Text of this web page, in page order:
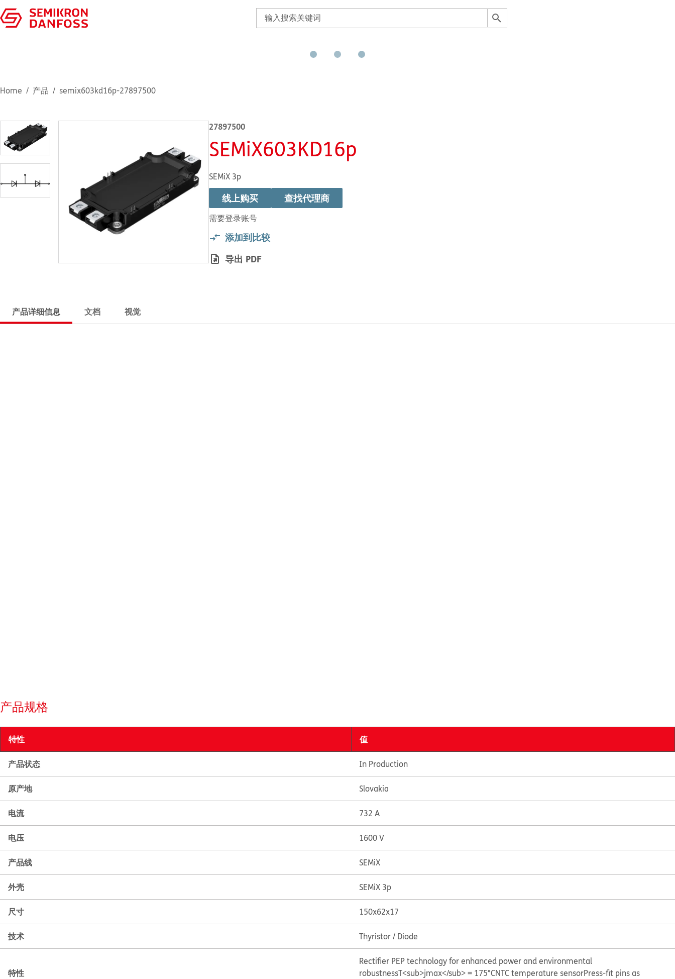
Home 产品 semix603kd16p-27897500
27897500
SEMiX603KD16p
SEMiX 3p
线上购买
需要登录账号
查找代理商
添加到比较
导出 PDF
产品详细信息 文档 视觉
产品规格
特性 值
产品状态 In Production
原产地 Slovakia
电流 732 A
电压 1600 V
产品线 SEMiX
外壳 SEMiX 3p
尺寸 150x62x17
技术 Thyristor / Diode
特性
Rectifier PEP technology for enhanced power and environmental
robustnessT<sub>jmax</sub> = 175°CNTC temperature sensorPress-fit pins as